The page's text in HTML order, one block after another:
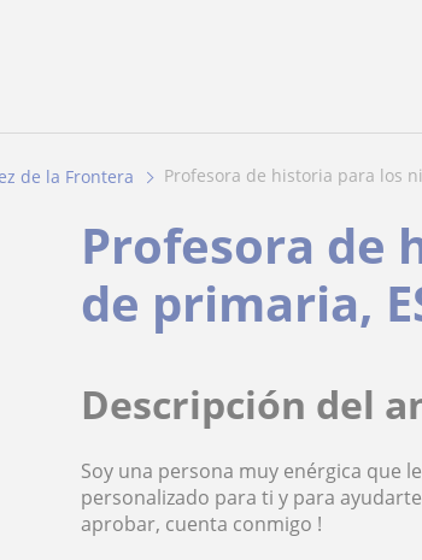
de la Frontera profesora de historia para los
Profesora de
de primaria,
Descripción del
Soy una persona muy enérgica que
personalizado para ti y para
aprobar, cuenta conmigo !